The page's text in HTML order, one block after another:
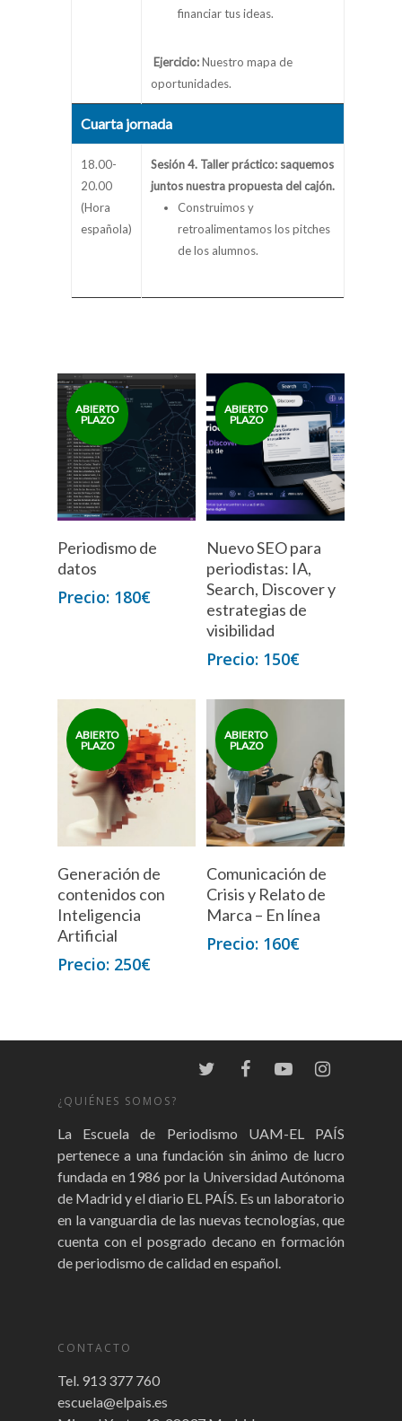
financiar tus ideas.
Ejercicio:Nuestro mapa de
oportunidades.
Cuarta jornada
18.00-
20.00
(Hora
española)
Sesión 4. Taller práctico: saquemos
juntos nuestra propuesta del cajón.
Construimos y
retroalimentamos los pitches
de los alumnos.
Periodismo de
datos
180€
Nuevo SEO para
periodistas: IA,
Search, Discover y
estrategias de
visibilidad
150€
Generación de
contenidos con
Inteligencia
Artificial
250€
Comunicación de
Crisis y Relato de
Marca – En línea
160€
¿QUIÉNES SOMOS?
La Escuela de Periodismo UAM-EL PAÍS
pertenece a una fundación sin ánimo de lucro
fundada en 1986 por la Universidad Autónoma
de Madrid y el diario EL PAÍS. Es un laboratorio
en la vanguardia de las nuevas tecnologías, que
cuenta con el posgrado decano en formación
de periodismo de calidad en español.
CONTACTO
Tel. 913 377 760
escuela@elpais.es